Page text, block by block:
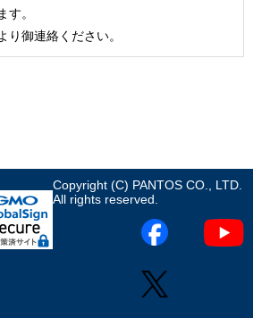
す。
り御連絡ください。
Copyright (C) PANTOS CO., LTD.
All rights reserved.